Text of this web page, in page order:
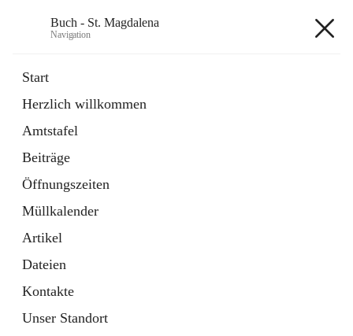
Buch - St. Magdalena
Navigation
Start
Herzlich willkommen
Amtstafel
Beiträge
Öffnungszeiten
Müllkalender
Artikel
Dateien
Kontakte
Unser Standort
11 Schnellzugriffe
Bürgerservice
10 Schnellzugriffe